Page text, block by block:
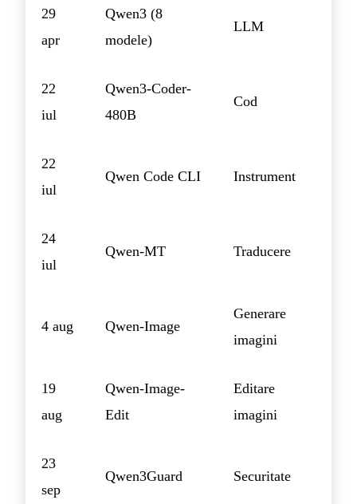
29
apr
Qwen3 (8
modele)
LLM
22
iul
Qwen3-Coder-
480B
Cod
22
iul
Qwen Code CLI Instrument
24
iul
Qwen-MT Traducere
4 aug Qwen-Image
Generare
imagini
19
aug
Qwen-Image-
Edit
Editare
imagini
23
sep
Qwen3Guard Securitate